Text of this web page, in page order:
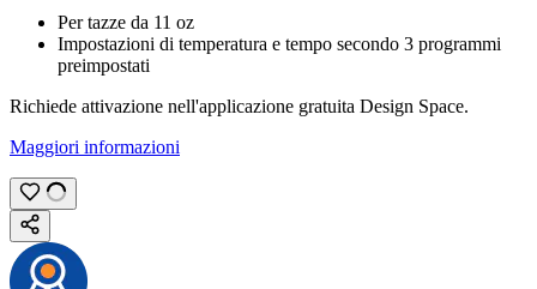
Per tazze da 11 oz
Impostazioni di temperatura e tempo secondo 3 programmi
preimpostati
Richiede attivazione nell'applicazione gratuita Design Space.
Maggiori informazioni